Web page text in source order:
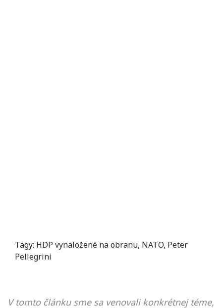
Tagy: HDP vynaložené na obranu, NATO, Peter
Pellegrini
V tomto článku sme sa venovali konkrétnej téme,